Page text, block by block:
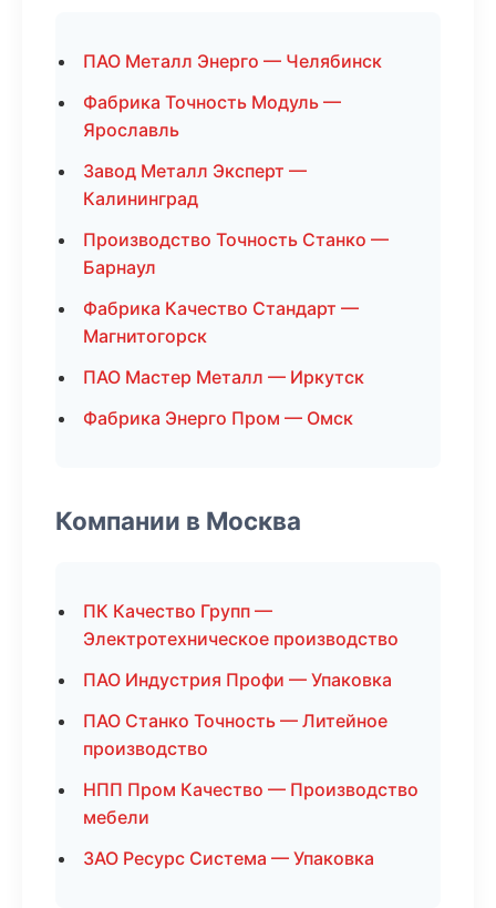
ПАО Металл Энерго — Челябинск
Фабрика Точность Модуль —
Ярославль
Завод Металл Эксперт —
Калининград
Производство Точность Станко —
Барнаул
Фабрика Качество Стандарт —
Магнитогорск
ПАО Мастер Металл — Иркутск
Фабрика Энерго Пром — Омск
Компании в Москва
ПК Качество Групп —
Электротехническое производство
ПАО Индустрия Профи — Упаковка
ПАО Станко Точность — Литейное
производство
НПП Пром Качество — Производство
мебели
ЗАО Ресурс Система — Упаковка